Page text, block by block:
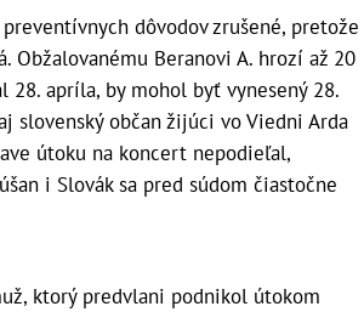
dôvodov zrušené, pretože
Obžalovanému Beranovi A. hrozí až 20
28. apríla, by mohol byť vynesený 28.
slovenský občan žijúci vo Viedni Arda
útoku na koncert nepodieľal,
i Slovák sa pred súdom čiastočne
ktorý predvlani podnikol útokom